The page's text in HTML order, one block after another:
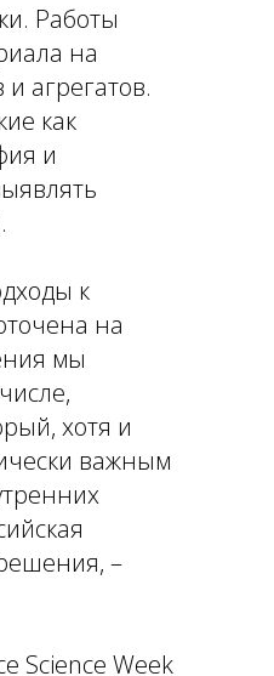
Работы
на
агрегатов.
как
и
к
на
мы
хотя и
важным
–
Science Week